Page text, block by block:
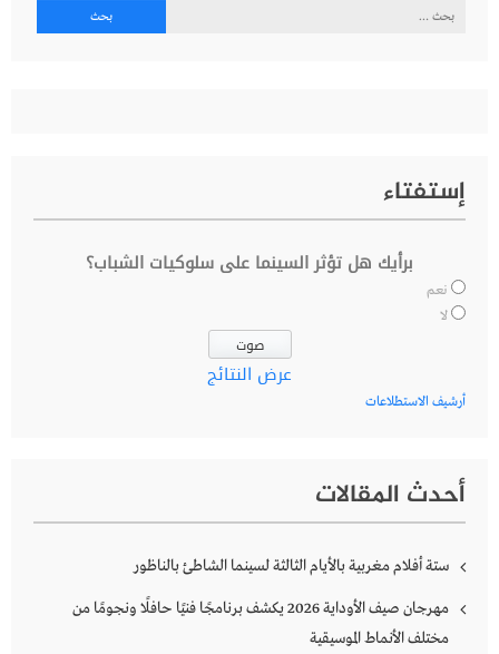
البحث
إستفتاء
برأيك هل تؤثر السينما على سلوكيات الشباب؟
نعم
لا
عرض النتائج
أرشيف الاستطلاعات
أحدث المقالات
ستة أفلام مغربية بالأيام الثالثة لسينما الشاطئ بالناظور
مهرجان صيف الأوداية 2026 يكشف برنامجًا فنيًا حافلًا ونجومًا من
مختلف الأنماط الموسيقية